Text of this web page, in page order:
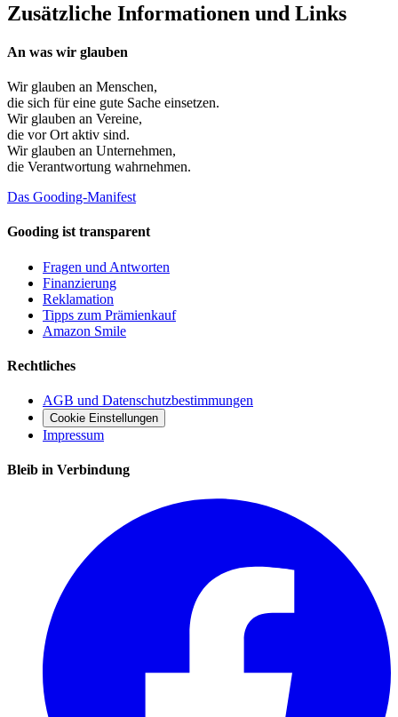
Zusätzliche Informationen und Links
An was wir glauben
Wir glauben an Menschen,
die sich für eine gute Sache einsetzen.
Wir glauben an Vereine,
die vor Ort aktiv sind.
Wir glauben an Unternehmen,
die Verantwortung wahrnehmen.
Das Gooding-Manifest
Gooding ist transparent
Fragen und Antworten
Finanzierung
Reklamation
Tipps zum Prämienkauf
Amazon Smile
Rechtliches
AGB und Datenschutzbestimmungen
Cookie Einstellungen
Impressum
Bleib in Verbindung